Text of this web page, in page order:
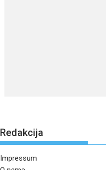
Redakcija
Impressum